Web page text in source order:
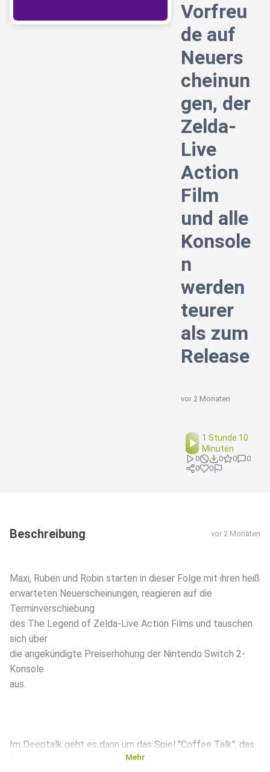
Vorfreu
de auf
Neuers
cheinun
gen, der
Zelda-
Live
Action
Film
und alle
Konsole
n
werden
teurer
als zum
Release
vor 2 Monaten
1 Stunde 10
Minuten
0 0 0
0
0
0
Beschreibung vor 2 Monaten
Maxi, Ruben und Robin starten in dieser Folge mit ihren heiß
erwarteten Neuerscheinungen, reagieren auf die
Terminverschiebung
des The Legend of Zelda-Live Action Films und tauschen
sich über
die angekündigte Preiserhöhung der Nintendo Switch 2-
Konsole
aus.
Im Deeptalk geht es dann um das Spiel "Coffee Talk", das
Mehr